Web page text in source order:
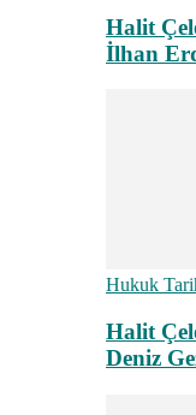
Halit
İlhan
Hukuk
Halit
Deniz